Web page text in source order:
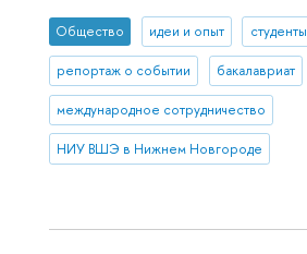
Общество идеи и опыт студенты
репортаж о событии бакалавриат
международное сотрудничество
НИУ ВШЭ в Нижнем Новгороде